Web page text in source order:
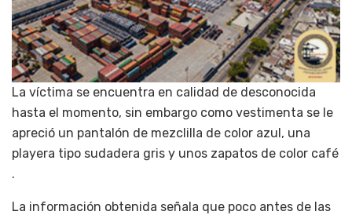
La víctima se encuentra en calidad de desconocida
hasta el momento, sin embargo como vestimenta se le
apreció un pantalón de mezclilla de color azul, una
playera tipo sudadera gris y unos zapatos de color café
.
La información obtenida señala que poco antes de las